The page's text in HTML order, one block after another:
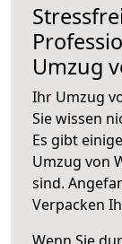
Umzug
Ihr Umzug
Sie wissen
Es gibt
Umzug von
sind.
Verpacken